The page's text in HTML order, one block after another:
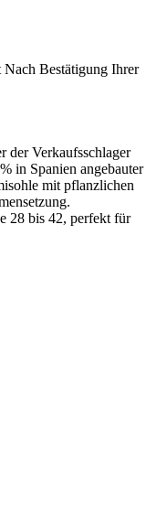
Nach Bestätigung Ihrer
der Verkaufsschlager
in Spanien angebauter
mit pflanzlichen
28 bis 42, perfekt für